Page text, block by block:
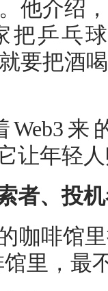
他介绍
把乒乓
要把酒
来
让年轻
者、投
咖啡馆
里，最